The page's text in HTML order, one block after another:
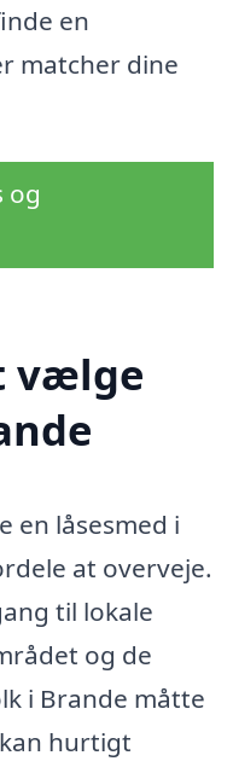
en
matcher dine
og
vælge
en låsesmed i
at overveje.
til lokale
og de
i Brande måtte
hurtigt